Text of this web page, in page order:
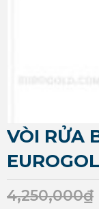
VÒI RỬA
4,250,000₫